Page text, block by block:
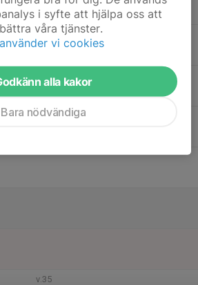
Barn och Ungdom.
v.35
i syfte att hjälpa oss att
våra tjänster.
vi cookies
alla kakor
Bara nödvändiga